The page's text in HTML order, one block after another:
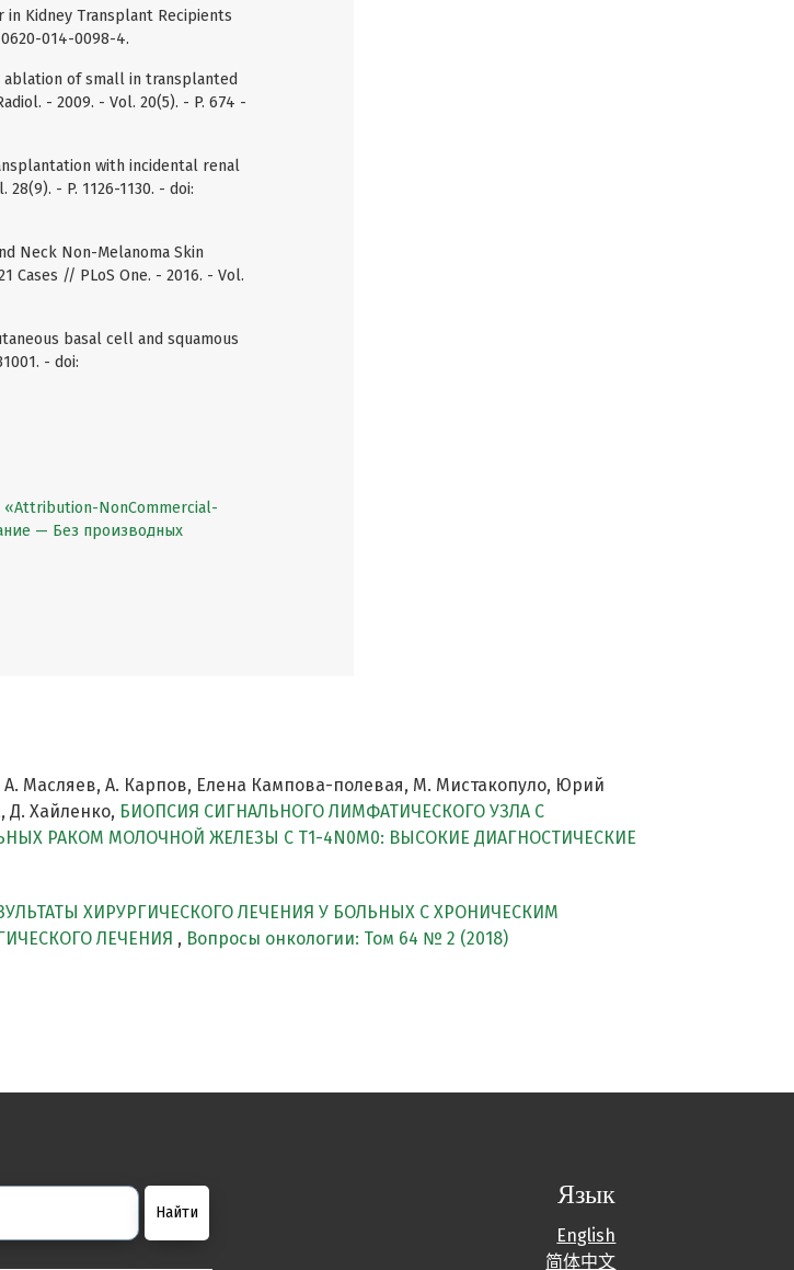
in Kidney Transplant Recipients
014-0098-4.
ablation of small in transplanted
- 2009. - Vol. 20(5). - P. 674 -
with incidental renal
- P. 1126-1130. - doi:
Neck Non-Melanoma Skin
Cases // PLoS One. - 2016. - Vol.
basal cell and squamous
- doi:
«Attribution-NonCommercial-
— Без производных
Масляев, А. Карпов, Елена Кампова-полевая, М. Мистакопуло, Юрий
Д. Хайленко, БИОПСИЯ СИГНАЛЬНОГО ЛИМФАТИЧЕСКОГО УЗЛА С
РАКОМ МОЛОЧНОЙ ЖЕЛЕЗЫ С T1-4N0M0: ВЫСОКИЕ ДИАГНОСТИЧЕСКИЕ
ХИРУРГИЧЕСКОГО ЛЕЧЕНИЯ У БОЛЬНЫХ С ХРОНИЧЕСКИМ
ЛЕЧЕНИЯ , Вопросы онкологии: Том 64 № 2 (2018)
Язык
English
简体中文